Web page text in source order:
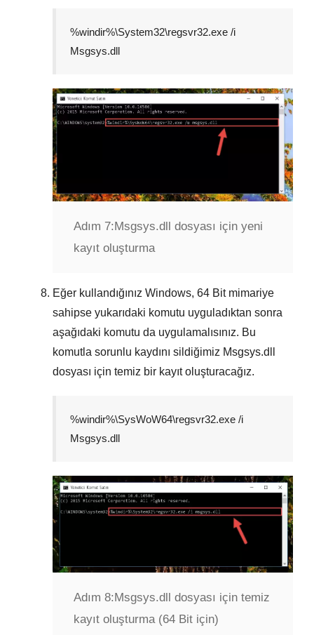
%windir%\System32\regsvr32.exe /i
Msgsys.dll
Adım 7:Msgsys.dll dosyası için yeni
kayıt oluşturma
Eğer kullandığınız Windows, 64 Bitmimariye
sahipse yukarıdaki komutu uyguladıktan sonra
aşağıdaki komutu da uygulamalısınız. Bu
komutla sorunlu kaydını sildiğimiz Msgsys.dll
dosyası için temiz bir kayıt oluşturacağız.
%windir%\SysWoW64\regsvr32.exe /i
Msgsys.dll
Adım 8:Msgsys.dll dosyası için temiz
kayıt oluşturma (64 Bit için)